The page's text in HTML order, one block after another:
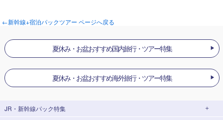
←新幹線+宿泊パックツアー ページへ戻る
夏休み・お盆おすすめ国内旅行・ツアー特集
夏休み・お盆おすすめ海外旅行・ツアー特集
JR・新幹線パック特集